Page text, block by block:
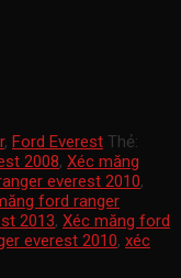
, Ford Everest Thẻ:
2008, Xéc măng
everest 2010,
ford ranger
2013, Xéc măng ford
everest 2010, xéc